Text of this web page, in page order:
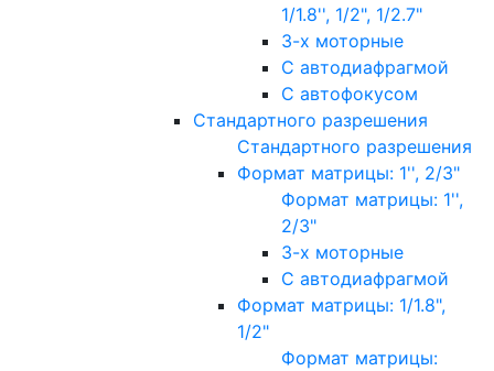
1/1.8'', 1/2", 1/2.7"
3-х моторные
С автодиафрагмой
С автофокусом
Стандартного разрешения
Стандартного разрешения
Формат матрицы: 1'', 2/3"
Формат матрицы: 1'',
2/3"
3-х моторные
С автодиафрагмой
Формат матрицы: 1/1.8",
1/2"
Формат матрицы: